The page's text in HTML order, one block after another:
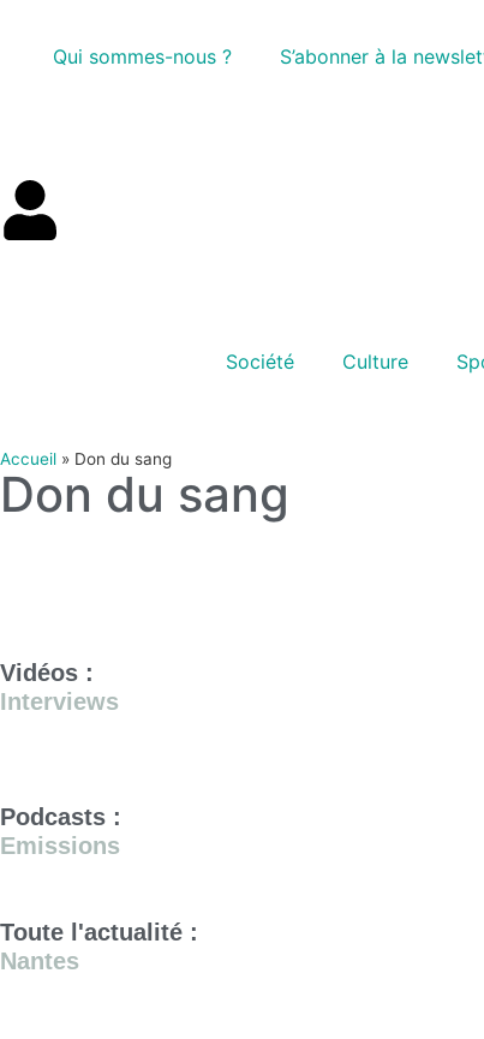
Qui sommes-nous ? S’abonner à la
Société Culture
Accueil » Don du sang
Don du sang
Vidéos :
Interviews
Podcasts :
Emissions
Toute l'actualité :
Nantes